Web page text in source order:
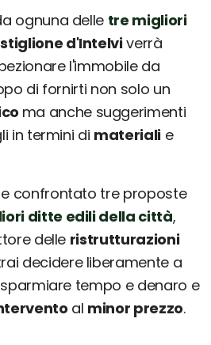
ognuna delle tre migliori
d'Intelviverrà
l'immobile da
di fornirti non solo un
ma anche suggerimenti
in termini di materialie
confrontato tre proposte
ditte edili della città,
delle ristrutturazioni
decidere liberamente a
tempo e denaro e
al minor prezzo.